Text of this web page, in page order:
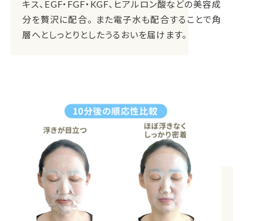
キス、EGF・FGF・KGF、ヒアルロン酸などの美容成
分を贅沢に配合。 また電子水も配合することで角
層へとしっとりとしたうるおいを届けます。